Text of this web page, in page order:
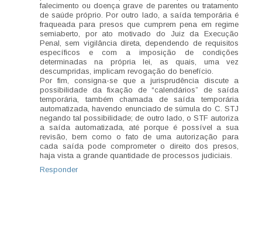
falecimento ou doença grave de parentes ou tratamento
de saúde próprio. Por outro lado, a saída temporária é
fraqueada para presos que cumprem pena em regime
semiaberto, por ato motivado do Juiz da Execução
Penal, sem vigilância direta, dependendo de requisitos
específicos e com a imposição de condições
determinadas na própria lei, as quais, uma vez
descumpridas, implicam revogação do benefício.
Por fim, consigna-se que a jurisprudência discute a
possibilidade da fixação de “calendários” de saída
temporária, também chamada de saída temporária
automatizada, havendo enunciado de súmula do C. STJ
negando tal possibilidade; de outro lado, o STF autoriza
a saída automatizada, até porque é possível a sua
revisão, bem como o fato de uma autorização para
cada saída pode comprometer o direito dos presos,
haja vista a grande quantidade de processos judiciais.
Responder